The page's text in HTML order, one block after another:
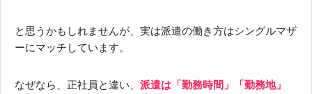
と思うかもしれませんが、実は派遣の働き方はシングルマザ
ーにマッチしています。
なぜなら、正社員と違い、 派遣は「勤務時間」「勤務地」